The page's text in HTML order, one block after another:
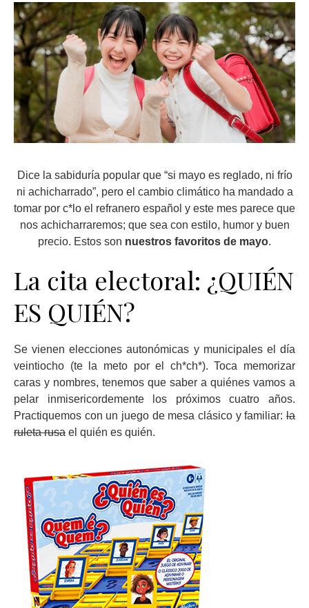
Dice la sabiduría popular que “si mayo es reglado, ni frío
ni achicharrado”, pero el cambio climático ha mandado a
tomar por c*lo el refranero español y este mes parece que
nos achicharraremos; que sea con estilo, humor y buen
precio. Estos son nuestros favoritos de mayo.
La cita electoral: ¿QUIÉN
ES QUIÉN?
Se vienen elecciones autonómicas y municipales el día
veintiocho (te la meto por el ch*ch*). Toca memorizar
caras y nombres, tenemos que saber a quiénes vamos a
pelar inmisericordemente los próximos cuatro años.
Practiquemos con un juego de mesa clásico y familiar: la
ruleta rusa el quién es quién.